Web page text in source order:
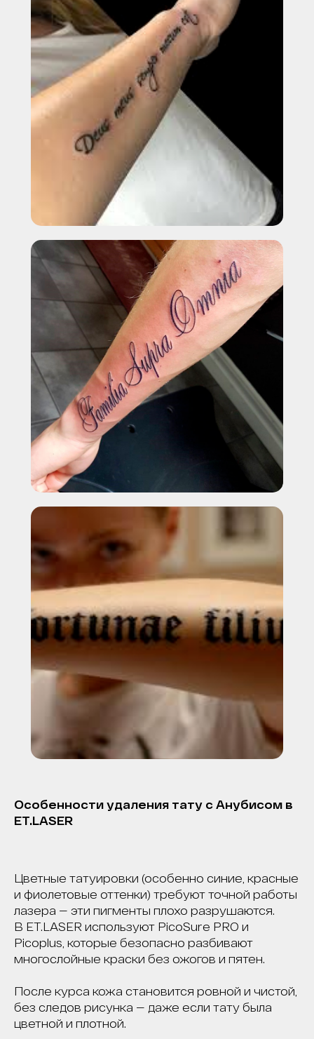
Особенности удаления тату с Анубисом в
ET.LASER
Цветные татуировки (особенно синие, красные
и фиолетовые оттенки) требуют точной работы
лазера — эти пигменты плохо разрушаются.
В ET.LASER используют PicoSure PRO и
Picoplus, которые безопасно разбивают
многослойные краски без ожогов и пятен.
После курса кожа становится ровной и чистой,
без следов рисунка — даже если тату была
цветной и плотной.